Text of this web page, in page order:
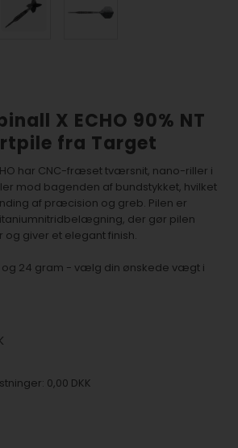
X ECHO 90% NT
fra Target
har CNC-fræset tværsnit, nano-riller i
mod bagenden af bundstykket, hvilket
af præcision og greb. Pilen er
der gør pilen
giver et elegant finish.
og 24 gram - vælg din ønskede vægt i
0,00 DKK